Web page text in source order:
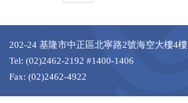
202-24 基隆市中正區北寧路2號海空大樓4樓
Tel: (02)2462-2192 #1400-1406
Fax: (02)2462-4922